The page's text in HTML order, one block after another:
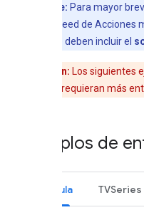
Importante: Para mayor
superior en el feed de
feeds a Google deben incluir el
Precaución: Los siguientes
posible que se requieran más
Ejemplos de
Película TVSeries